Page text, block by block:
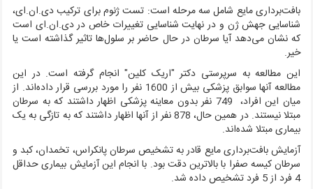
بافت‌برداری مایع شامل سه مرحله است: تست ژنوم برای ترکیب دی.ان.ای،
شناسایی جهش ژن و در نهایت شناسایی تغییرات خاص در دی.ان.ای است
که نشان می‌دهد آیا سرطان در حال حاضر بر سلول‌ها تاثیر گذاشته است یا
خیر.
این مطالعه به سرپرستی دکتر "اریک کلین" انجام گرفته است. در این
مطالعه آنها سوابق پزشکی بیش از 1600 نفر را مورد بررسی قرار داده‌اند. از
میان این افراد، 749 نفر بدون معاینه پزشکی اظهار داشتند که به سرطان
مبتلا نیستند. در همین حال، 878 نفر از آنها اظهار داشتند که به تازگی به یک
بیماری مبتلا شده‌اند.
آزمایش بافت‌برداری مایع قادر به تشخیص سرطان پانکراس، تخمدان، کبد و
سرطان‌ کیسه صفرا با بالاترین دقت بود. با انجام این آزمایش بیماری حداقل
4 فرد از 5 فرد تشخیص داده شد.